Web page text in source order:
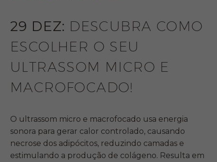
29 DEZ: DESCUBRA COMO
ESCOLHER O SEU
ULTRASSOM MICRO E
MACROFOCADO!
O ultrassom micro e macrofocado usa energia
sonora para gerar calor controlado, causando
necrose dos adipócitos, reduzindo camadas e
estimulando a produção de colágeno. Resulta em